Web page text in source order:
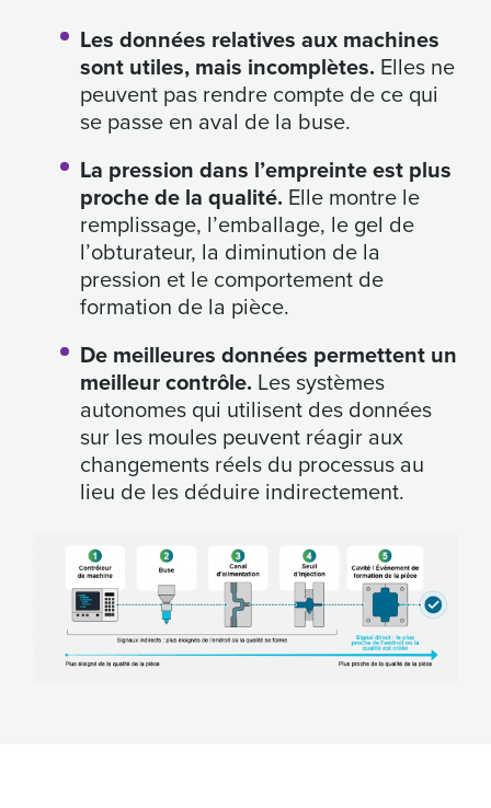
Les données relatives aux machines
sont utiles, mais incomplètes. Elles ne
peuvent pas rendre compte de ce qui
se passe en aval de la buse.
La pression dans l’empreinte est plus
proche de la qualité. Elle montre le
remplissage, l’emballage, le gel de
l’obturateur, la diminution de la
pression et le comportement de
formation de la pièce.
De meilleures données permettent un
meilleur contrôle. Les systèmes
autonomes qui utilisent des données
sur les moules peuvent réagir aux
changements réels du processus au
lieu de les déduire indirectement.